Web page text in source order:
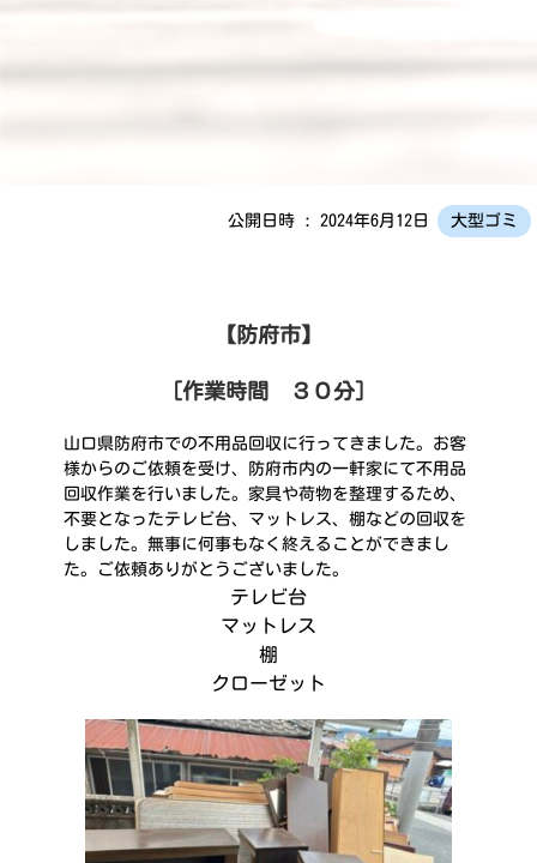
公開日時 : 2024年6月12日 大型ゴミ
【防府市】
［作業時間 ３０分］
山口県防府市での不用品回収に行ってきました。お客
様からのご依頼を受け、防府市内の一軒家にて不用品
回収作業を行いました。家具や荷物を整理するため、
不要となったテレビ台、マットレス、棚などの回収を
しました。無事に何事もなく終えることができまし
た。ご依頼ありがとうございました。
テレビ台
マットレス
棚
クローゼット